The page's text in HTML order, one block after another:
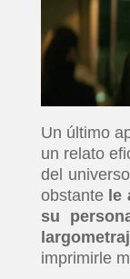
Un último
un relato
del
obstante le
su
imprimirle